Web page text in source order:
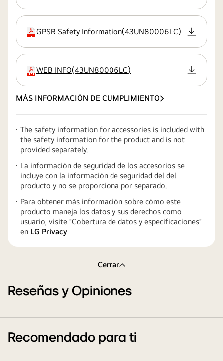
extensión:pdf
GPSR Safety Information(43UN80006LC)
extensión:pdf
WEB INFO(43UN80006LC)
MÁS INFORMACIÓN DE CUMPLIMIENTO
The safety information for accessories is included with
the safety information for the product and is not
provided separately.
La información de seguridad de los accesorios se
incluye con la información de seguridad del del
producto y no se proporciona por separado.
Para obtener más información sobre cómo este
producto maneja los datos y sus derechos como
usuario, visite ″Cobertura de datos y especificaciones″
en LG Privacy
Cerrar
Reseñas y Opiniones
Recomendado para ti